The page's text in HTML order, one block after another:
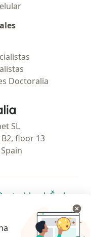
Doctoralia
- Página de inicio
SL
B2, floor 13
pestaña
una nueva pestaña
abre en una nueva
se abre en
Česko
pestaña
nueva pestaña
en una nueva pestaña
se abre en una nueva
se abre en
se
abre en una nueva